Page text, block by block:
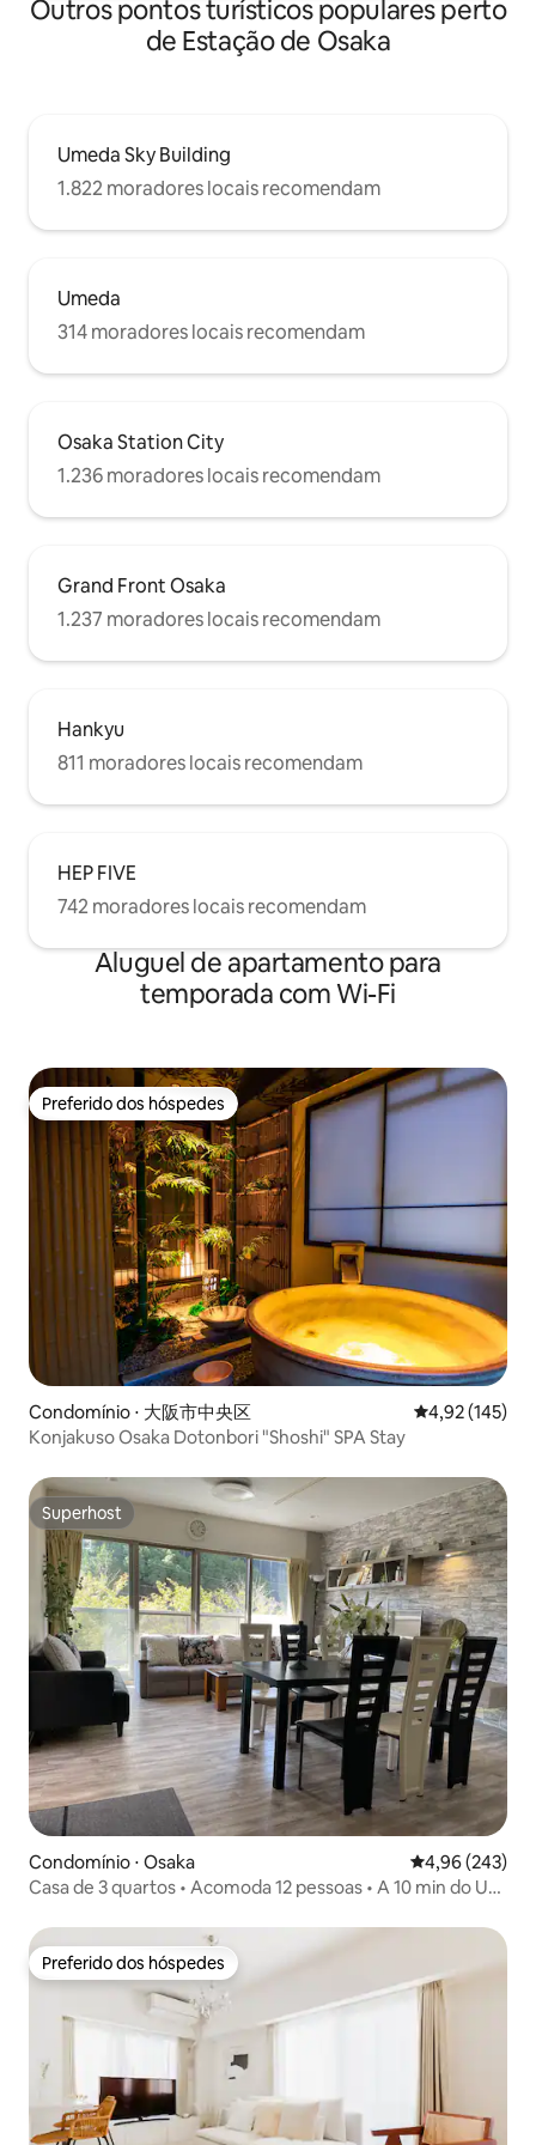
minutos. Você pode ir para Quioto e
Kobe com um pequeno número de
Outros pontos turísticos populares perto
de Estação de Osaka
Umeda Sky Building
1.822 moradores locais recomendam
Umeda
314 moradores locais recomendam
Osaka Station City
1.236 moradores locais recomendam
Grand Front Osaka
1.237 moradores locais recomendam
Hankyu
811 moradores locais recomendam
HEP FIVE
742 moradores locais recomendam
Aluguel de apartamento para
temporada com Wi-Fi
Preferido dos hóspedes
Preferido dos hóspedes
Condomínio ⋅ 大阪市中央区 4,92 de uma
4,92 (145)
Konjakuso Osaka Dotonbori "Shoshi" SPA Stay
Superhost
Superhost
Condomínio ⋅ Osaka 4,96 de uma
4,96 (243)
Casa de 3 quartos • Acomoda 12 pessoas • A 10 min do USJ
Preferido dos hóspedes
Preferido dos hóspedes